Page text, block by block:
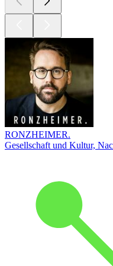
RONZHEIMER.
Gesellschaft und Kultur,